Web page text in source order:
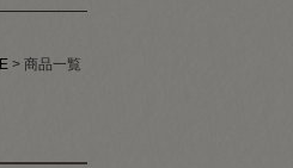
商品一覧